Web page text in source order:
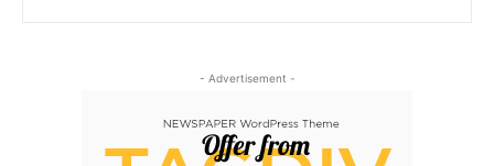
- Advertisement -